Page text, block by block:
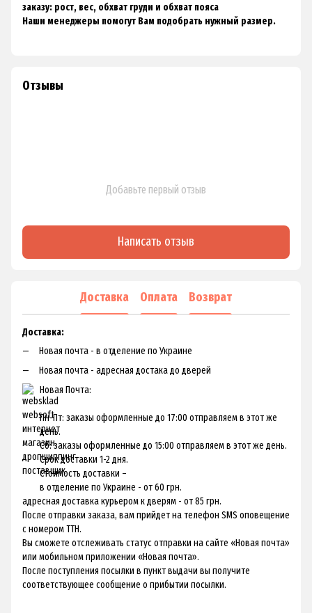
заказу: рост, вес, обхват груди и обхват пояса
Наши менеджеры помогут Вам подобрать нужный размер.
Отзывы
Добавьте первый отзыв
Написать отзыв
Доставка Оплата Возврат
Доставка:
Новая почта - в отделение по Украине
Новая почта - адресная достака до дверей
Новая Почта:
Пн-Пт: заказы оформленные до 17:00 отправляем в этот же
день.
Сб: заказы оформленные до 15:00 отправляем в этот же день.
Срок доставки 1-2 дня.
Стоимость доставки –
в отделение по Украине - от 60 грн.
адресная доставка курьером к дверям - от 85 грн.
После отправки заказа, вам прийдет на телефон SMS оповещение
с номером ТТН.
Вы сможете отслеживать статус отправки на сайте «Новая почта»
или мобильном приложении «Новая почта».
После поступления посылки в пункт выдачи вы получите
соответствующее сообщение о прибытии посылки.